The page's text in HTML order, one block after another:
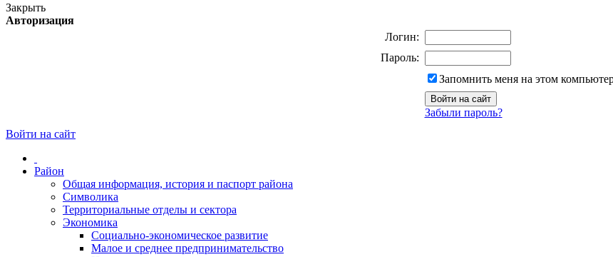
Закрыть
Авторизация
Логин:
Пароль:
Запомнить меня на этом
Забыли пароль?
Войти на сайт
Район
Общая информация, история и паспорт района
Символика
Территориальные отделы и сектора
Экономика
Социально-экономическое развитие
Малое и среднее предпринимательство